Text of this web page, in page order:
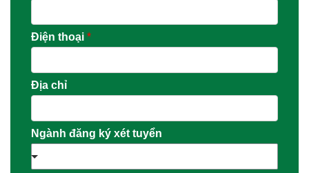
Điện thoại *
Địa chỉ
Ngành đăng ký xét tuyển